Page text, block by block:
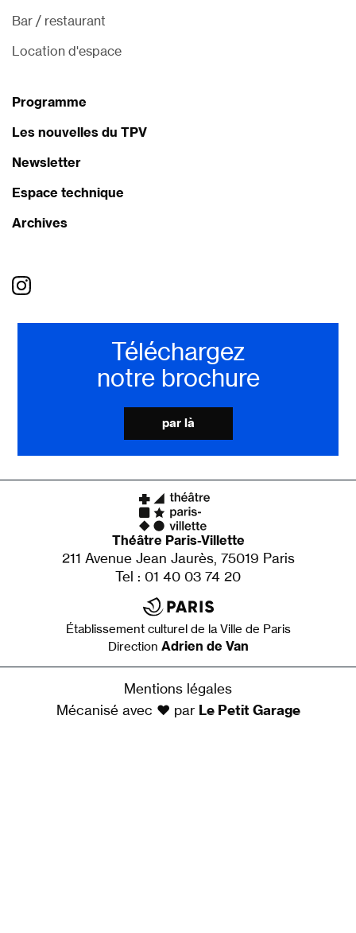
Bar / restaurant
Location d'espace
Programme
Les nouvelles du TPV
Newsletter
Espace technique
Archives
Téléchargez
notre brochure
par là
Théâtre Paris-Villette
211 Avenue Jean Jaurès, 75019 Paris
Tel : 01 40 03 74 20
Établissement culturel de la Ville de Paris
Direction Adrien de Van
Mentions légales
Mécanisé avec ♥ par Le Petit Garage